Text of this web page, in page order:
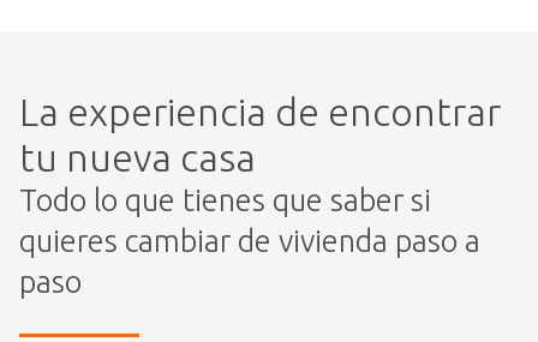
La experiencia de encontrar
tu nueva casa
Todo lo que tienes que saber si
quieres cambiar de vivienda paso a
paso